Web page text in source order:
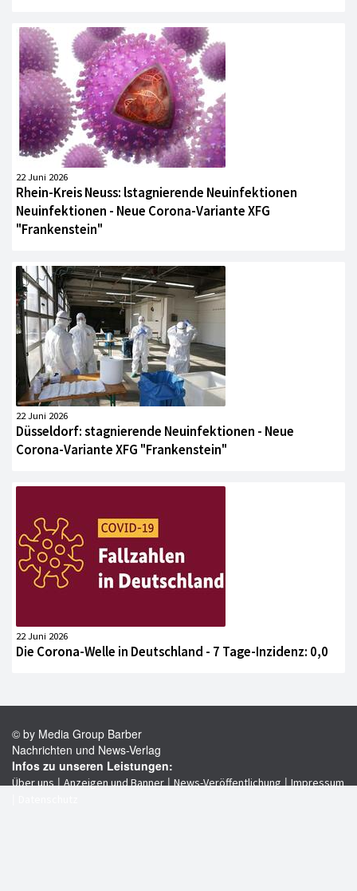
22 Juni 2026
Rhein-Kreis Neuss: lstagnierende Neuinfektionen
Neuinfektionen - Neue Corona-Variante XFG
"Frankenstein"
22 Juni 2026
Düsseldorf: stagnierende Neuinfektionen - Neue
Corona-Variante XFG "Frankenstein"
22 Juni 2026
Die Corona-Welle in Deutschland - 7 Tage-Inzidenz: 0,0
© by Media Group Barber
Nachrichten und News-Verlag
Infos zu unseren Leistungen:
Über uns|Anzeigen und Banner|News-Veröffentlichung|Impressum